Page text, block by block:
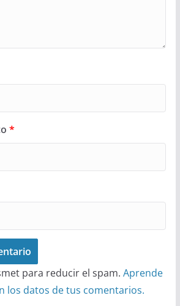
*
para reducir el spam. Aprende
los datos de tus comentarios.